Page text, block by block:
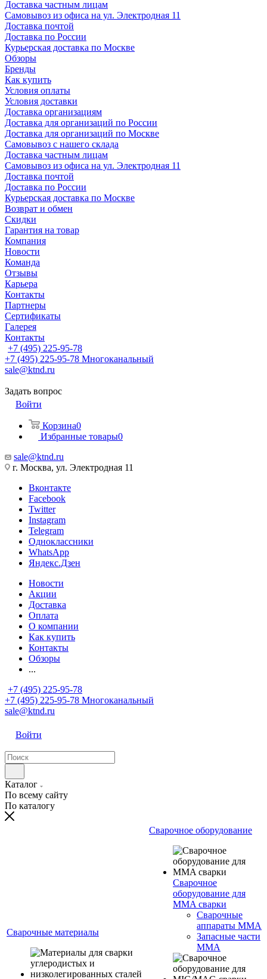
Доставка частным лицам
Самовывоз из офиса на ул. Электродная 11
Доставка почтой
Доставка по России
Курьерская доставка по Москве
Обзоры
Бренды
Как купить
Условия оплаты
Условия доставки
Доставка организациям
Доставка для организаций по России
Доставка для организаций по Москве
Самовывоз с нашего склада
Доставка частным лицам
Самовывоз из офиса на ул. Электродная 11
Доставка почтой
Доставка по России
Курьерская доставка по Москве
Возврат и обмен
Скидки
Гарантия на товар
Компания
Новости
Команда
Отзывы
Карьера
Контакты
Партнеры
Сертификаты
Галерея
Контакты
+7 (495) 225-95-78
+7 (495) 225-95-78 Многоканальный
sale@ktnd.ru
Задать вопрос
Войти
Корзина0
Избранные товары0
sale@ktnd.ru
г. Москва, ул. Электродная 11
Вконтакте
Facebook
Twitter
Instagram
Telegram
Одноклассники
WhatsApp
Яндекс.Дзен
Новости
Акции
Доставка
Оплата
О компании
Как купить
Контакты
Обзоры
...
+7 (495) 225-95-78
+7 (495) 225-95-78 Многоканальный
sale@ktnd.ru
Войти
Каталог
По всему сайту
По каталогу
Сварочные материалы
Сварочное оборудование
Сварочное
оборудование для
MMA сварки
Сварочные
аппараты MMA
Запасные части
MMA